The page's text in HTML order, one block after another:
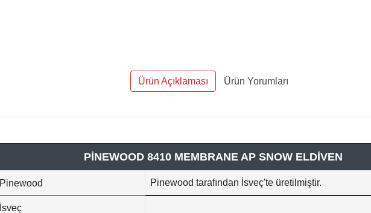
Ürün Açıklaması Ürün Yorumları
PİNEWOOD 8410 MEMBRANE AP SNOW ELDİVEN
Pinewood Pinewood tarafından İsveç'te üretilmiştir.
İsveç